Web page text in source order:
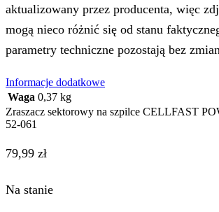
aktualizowany przez producenta, więc
mogą nieco różnić się od stanu
parametry techniczne pozostają bez
Informacje dodatkowe
Waga 0,37 kg
Zraszacz sektorowy na szpilce CELLFAST
52-061
79,99 zł
Na stanie